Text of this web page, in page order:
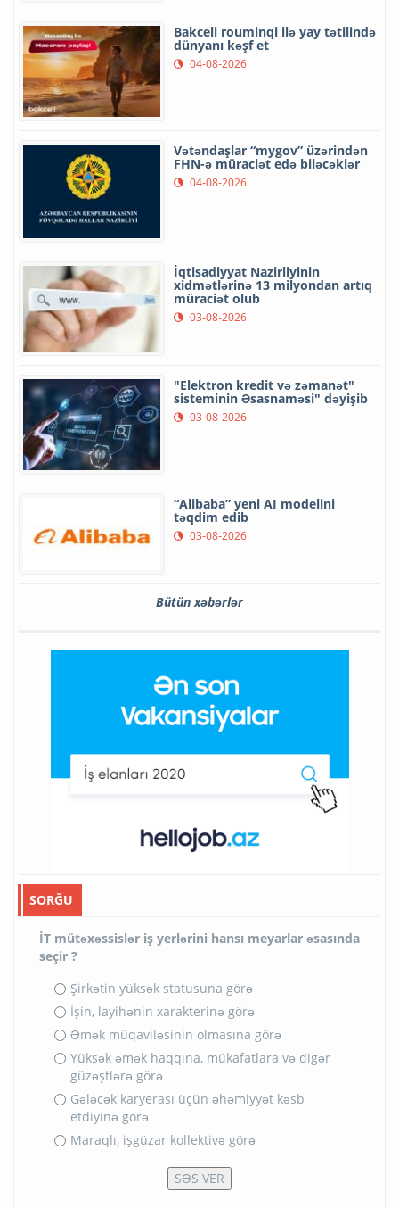
Bakcell rouminqi ilə yay tətilində
dünyanı kəşf et
04-08-2026
Vətəndaşlar “mygov” üzərindən
FHN-ə müraciət edə biləcəklər
04-08-2026
İqtisadiyyat Nazirliyinin
xidmətlərinə 13 milyondan artıq
müraciət olub
03-08-2026
"Elektron kredit və zəmanət"
sisteminin Əsasnaməsi" dəyişib
03-08-2026
“Alibaba” yeni AI modelini
təqdim edib
03-08-2026
Bütün xəbərlər
SORĞU
İT mütəxəssislər iş yerlərini hansı meyarlar əsasında
seçir ?
Şirkətin yüksək statusuna görə
İşin, layihənin xarakterinə görə
Əmək müqaviləsinin olmasına görə
Yüksək əmək haqqına, mükafatlara və digər
güzəştlərə görə
Gələcək karyerası üçün əhəmiyyət kəsb
etdiyinə görə
Maraqlı, işgüzar kollektivə görə